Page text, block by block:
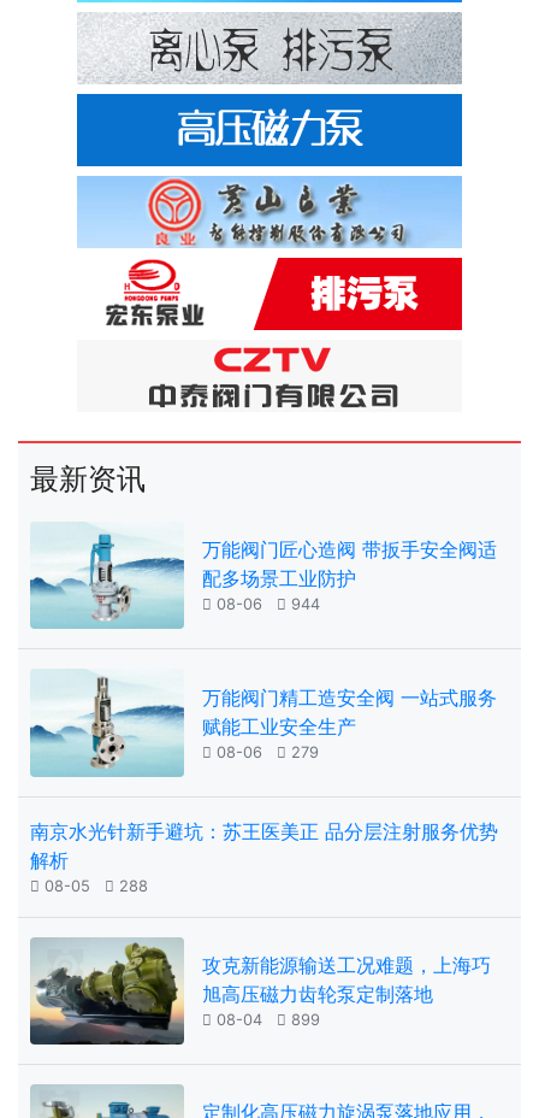
最新资讯
万能阀门匠心造阀 带扳手安全阀适
配多场景工业防护
 08-06  944
万能阀门精工造安全阀 一站式服务
赋能工业安全生产
 08-06  279
南京水光针新手避坑：苏王医美正 品分层注射服务优势
解析
 08-05  288
攻克新能源输送工况难题，上海巧
旭高压磁力齿轮泵定制落地
 08-04  899
定制化高压磁力旋涡泵落地应用，